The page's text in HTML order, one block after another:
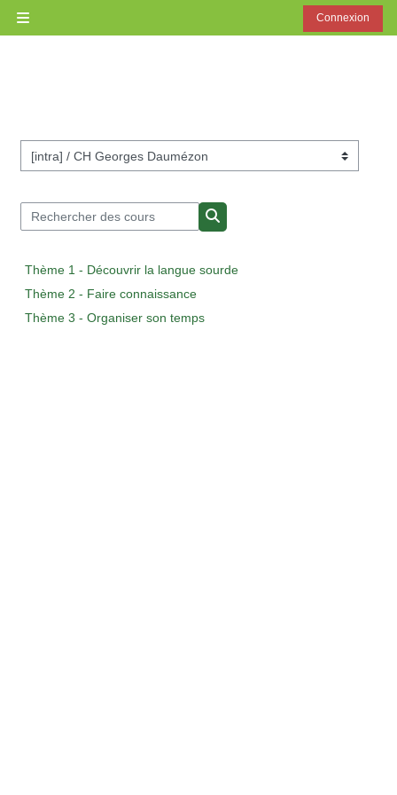
Connexion
Catégories de cours
Rechercher des cours
Rechercher des cours
Thème 1 - Découvrir la langue sourde
Thème 2 - Faire connaissance
Thème 3 - Organiser son temps